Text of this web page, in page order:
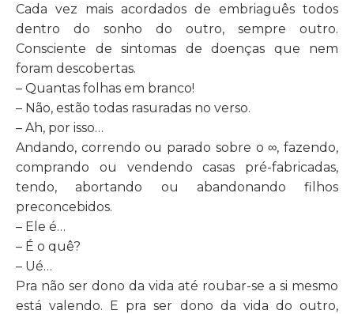
Cada vez mais acordados de embriaguês todos
dentro do sonho do outro, sempre outro.
Consciente de sintomas de doenças que nem
foram descobertas.
– Quantas folhas em branco!
– Não, estão todas rasuradas no verso.
– Ah, por isso…
Andando, correndo ou parado sobre o∞, fazendo,
comprando ou vendendo casas pré-fabricadas,
tendo, abortando ou abandonando filhos
preconcebidos.
– Ele é…
– É o quê?
– Ué…
Pra não ser dono da vida até roubar-se a si mesmo
está valendo. E pra ser dono da vida do outro,